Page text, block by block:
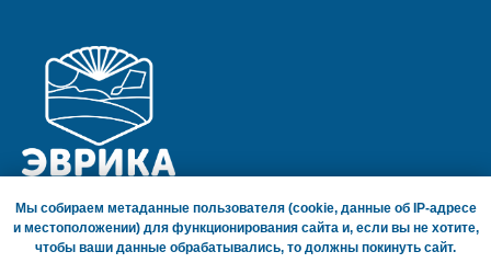
ГЛАВНАЯ СТРАНИЦА
СОГЛАШЕНИЕ О ПОЛИТИКЕ КОНФИДЕНЦИАЛЬНОСТИ
Мы собираем метаданные пользователя (cookie, данные об IP-адресе
и местоположении) для функционирования сайта и, если вы не хотите,
чтобы ваши данные обрабатывались, то должны покинуть сайт.